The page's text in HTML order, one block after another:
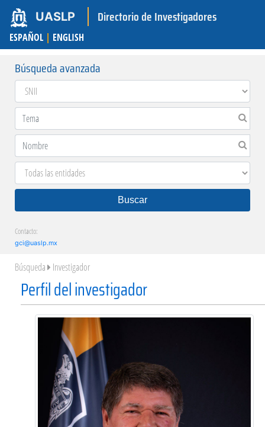
UASLP Directorio de Investigadores
ESPAÑOL | ENGLISH
Búsqueda avanzada
Buscar
Contacto:
gci@uaslp.mx
Búsqueda Investigador
Perfil del investigador